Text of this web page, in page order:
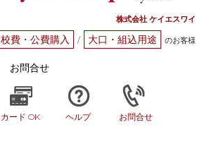
株式会社 ケイエスワイ
校費・公費購入 / 大口・組込用途 のお客様
お問合せ
カード OK ヘルプ お問合せ